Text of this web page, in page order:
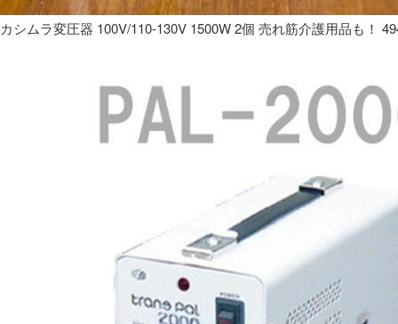
カシムラ変圧器 100V/110-130V 1500W 2個 売れ筋介護用品も！